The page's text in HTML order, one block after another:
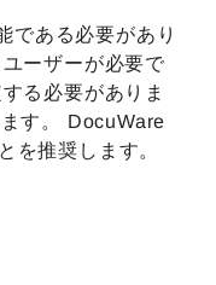
である必要があり
ーザーが必要で
る必要がありま
す。 DocuWare
を推奨します。